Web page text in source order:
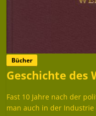
Bücher
Geschichte des
Fast 10 Jahre nach der
man auch in der